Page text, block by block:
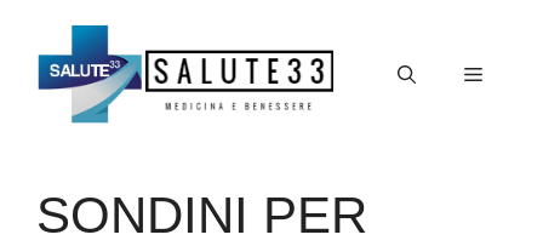
contenuto
Menu
SONDINI PER